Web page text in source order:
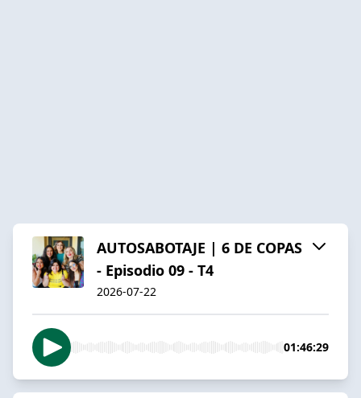
AUTOSABOTAJE | 6 DE COPAS
- Episodio 09 - T4
2026-07-22
01:46:29